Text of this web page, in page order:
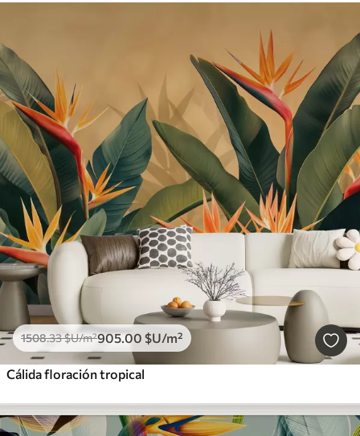
1508.33$U/m²905.00 $U/m²
Cálida floración tropical